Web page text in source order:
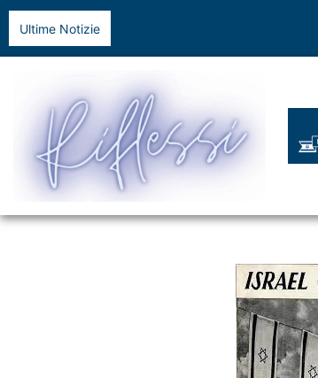
Ultime Notizie